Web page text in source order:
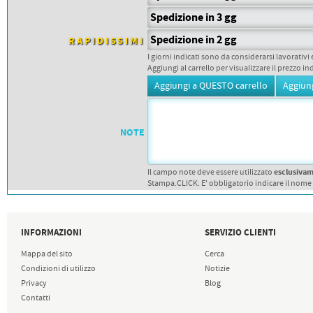
PETTORALI CON NOME ATLETA
Spedizione in 3 gg
RAPIDISSIMI Spedizione in 2 gg
I giorni indicati sono da considerarsi
Aggiungi al carrello per visualizzare il prezzo
NOTE
Il campo note deve essere utilizzato
Stampa.CLICK. E' obbligatorio indicare il
INFORMAZIONI
Mappa del sito
Condizioni di utilizzo
Privacy
Contatti
SERVIZIO CLIENTI
Cerca
Notizie
Blog